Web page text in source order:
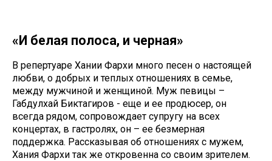
«И белая полоса, и черная»
В репертуаре Хании Фархи много песен о настоящей
любви, о добрых и теплых отношениях в семье,
между мужчиной и женщиной. Муж певицы –
Габдулхай Биктагиров - еще и ее продюсер, он
всегда рядом, сопровождает супругу на всех
концертах, в гастролях, он – ее безмерная
поддержка. Рассказывая об отношениях с мужем,
Хания Фархи так же откровенна со своим зрителем.